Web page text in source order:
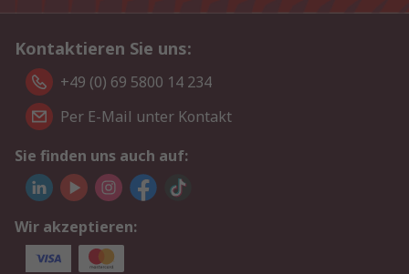
Kontaktieren Sie uns:
+49 (0) 69 5800 14 234
Per E-Mail unter Kontakt
Sie finden uns auch auf:
Wir akzeptieren: